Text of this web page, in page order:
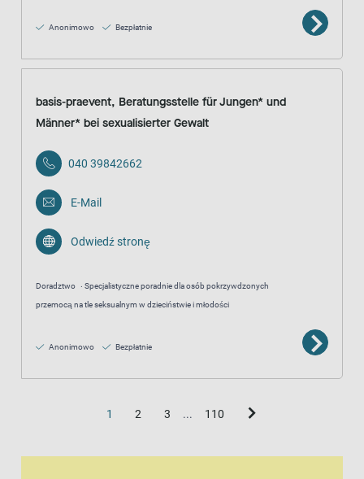
Anonimowo Bezpłatnie
basis-praevent, Beratungsstelle für Jungen* und
Männer* bei sexualisierter Gewalt
040 39842662
E-Mail
Odwiedź stronę
Doradztwo
Specjalistyczne poradnie dla osób pokrzywdzonych
przemocą na tle seksualnym w dzieciństwie i młodości
Anonimowo Bezpłatnie
1 2 3 ... 110